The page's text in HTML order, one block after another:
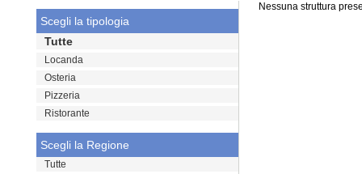
Nessuna struttura
Scegli la tipologia
Tutte
Locanda
Osteria
Pizzeria
Ristorante
Scegli la Regione
Tutte